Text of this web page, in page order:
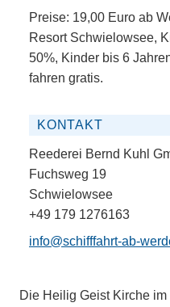
Preise: 19,00 Euro ab
Resort Schwielowsee,
50%, Kinder bis 6
fahren gratis.
KONTAKT
Reederei Bernd Kuhl
Fuchsweg 19
Schwielowsee
+49 179 1276163
info@schifffahrt-ab-
Die Heilig Geist Kirche